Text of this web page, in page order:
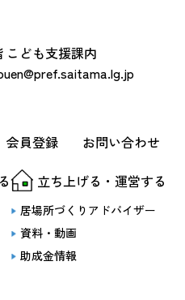
こども支援課内
会員登録 お問い合わせ
立ち上げる・運営する
居場所づくりアドバイザー
資料・動画
助成金情報